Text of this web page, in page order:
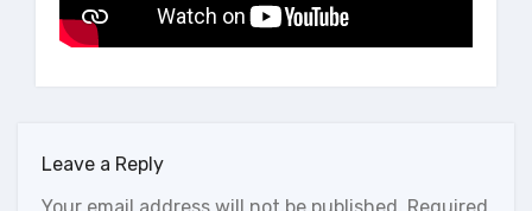
Leave a Reply